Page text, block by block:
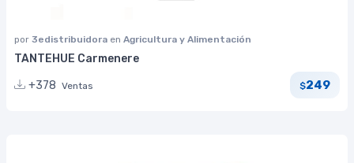
por 3edistribuidora en Agricultura y Alimentación
TANTEHUE Carmenere
+378 Ventas $249